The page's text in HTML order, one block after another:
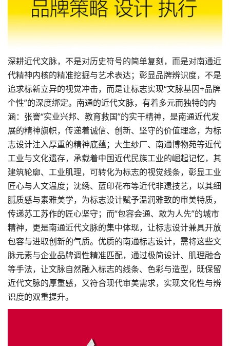
深耕近代文脉，不是对历史符号的简单复刻，而是对南通近
代精神内核的精准挖掘与艺术表达；彰显品牌辨识度，不是
追求标新立异的视觉冲击，而是让标志实现“文脉基因+品牌
个性”的深度绑定。南通的近代文脉，有着多元而独特的内
涵：张謇“实业兴邦、教育救国”的实干精神，是南通近代发
展的精神旗帜，传递着诚信、创新、坚守的价值理念，为标
志设计注入厚重的精神底蕴；大生纱厂、南通博物苑等近代
工业与文化遗存，承载着中国近代民族工业的崛起记忆，其
建筑轮廓、工业肌理，可转化为标志的视觉线条，彰显工业
匠心与人文温度；沈绣、蓝印花布等近代非遗技艺，以其细
腻质感与素雅美学，为标志设计赋予温润雅致的审美特质，
传递苏工苏作的匠心坚守；而“包容会通、敢为人先”的城市
精神，更是南通近代文脉的集中体现，让标志设计兼具开放
包容与进取创新的气质。优质的南通标志设计，需将这些文
脉元素与企业品牌调性精准匹配，通过极简设计、肌理融合
等手法，让文脉自然融入标志的线条、色彩与造型，既保留
近代文脉的厚重感，又符合现代审美需求，实现文化性与辨
识度的双重提升。